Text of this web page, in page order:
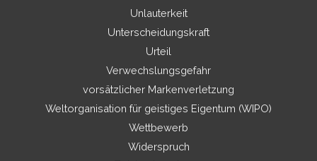
Unlauterkeit
Unterscheidungskraft
Urteil
Verwechslungsgefahr
vorsätzlicher Markenverletzung
Weltorganisation für geistiges Eigentum (WIPO)
Wettbewerb
Widerspruch